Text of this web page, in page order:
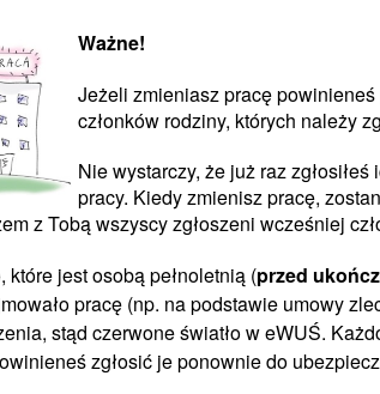
Ważne!
Jeżeli zmieniasz pracę
członków rodziny, których należy
Nie wystarczy, że już raz
pracy. Kiedy zmienisz pracę,
z Tobą wszyscy zgłoszeni wcześniej
jest osobą pełnoletnią (przed
pracę (np. na podstawie umowy
stąd czerwone światło w eWUŚ.
zgłosić je ponownie do